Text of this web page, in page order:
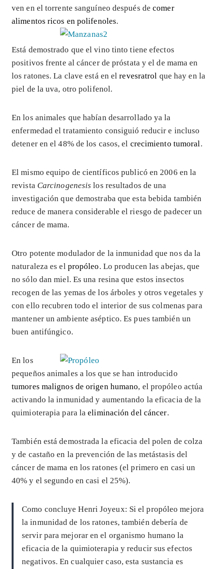
ven en el torrente sanguíneo después decomer
alimentos ricos en polifenoles.
Está demostrado que el vino tinto tiene efectos
positivos frente al cáncer de próstata y el de mama en
los ratones. La clave está en elrevesratrol que hay en la
piel de la uva, otro polifenol.
En los animales que habían desarrollado ya la
enfermedad el tratamiento consiguió reducir e incluso
detener en el 48% de los casos, el crecimiento tumoral .
El mismo equipo de científicos publicó en 2006 en la
revista Carcinogenesis los resultados de una
investigación que demostraba que esta bebida también
reduce de manera considerable el riesgo de padecer un
cáncer de mama.
Otro potente modulador de la inmunidad que nos da la
naturaleza es el propóleo. Lo producen las abejas, que
no sólo dan miel. Es una resina que estos insectos
recogen de las yemas de los árboles y otros vegetales y
con ello recubren todo el interior de sus colmenas para
mantener un ambiente aséptico. Es pues también un
buen antifúngico.
En los
pequeños animales a los que se han introducido
tumores malignos de origen humano, el propóleo actúa
activando la inmunidad y aumentando la eficacia de la
quimioterapia para laeliminación del cáncer.
También está demostrada la eficacia del polen de colza
y de castaño en la prevención de las metástasis del
cáncer de mama en los ratones (el primero en casi un
40% y el segundo en casi el 25%).
Como concluye Henri Joyeux: Si el propóleo mejora
la inmunidad de los ratones, también debería de
servir para mejorar en el organismo humano la
eficacia de la quimioterapia y reducir sus efectos
negativos. En cualquier caso, esta sustancia es